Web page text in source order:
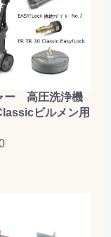
ー 高圧洗浄機
ビルメン用